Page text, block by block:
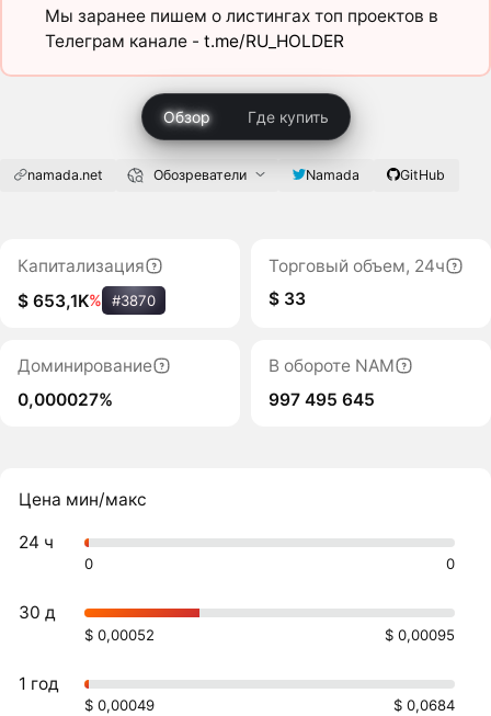
Мы заранее пишем о листингах топ проектов в
Телеграм канале - t.me/RU_HOLDER
Обзор Где купить
namada.net Обозреватели Namada GitHub
Капитализация
$ 653,1K% #3870
Торговый объем, 24ч
$ 33
Доминирование
0,000027%
В обороте NAM
997 495 645
Цена мин/макс
24 ч
0 0
30 д
$ 0,00052 $ 0,00095
1 год
$ 0,00049 $ 0,0684